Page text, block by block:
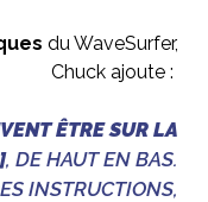
du WaveSurfer,
Chuck ajoute :
ÊTRE SUR LA
, DE HAUT EN BAS.
INSTRUCTIONS,